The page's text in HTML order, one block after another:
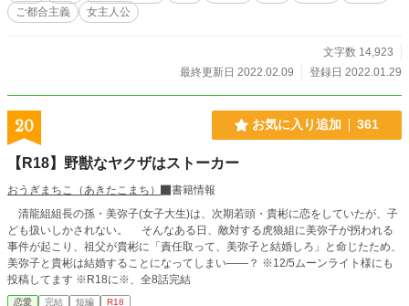
ご都合主義
女主人公
文字数 14,923
最終更新日 2022.02.09
登録日 2022.01.29
20 お気に入り追加 361
【R18】野獣なヤクザはストーカー
おうぎまちこ（あきたこまち）
書籍情報
清龍組組長の孫・美弥子(女子大生)は、次期若頭・貴彬に恋をしていたが、子
ども扱いしかされない。 そんなある日、敵対する虎狼組に美弥子が拐われる
事件が起こり、祖父が貴彬に「責任取って、美弥子と結婚しろ」と命じたため、
美弥子と貴彬は結婚することになってしまい――？ ※12/5ムーンライト様にも
投稿してます ※R18に※、全8話完結
恋愛 完結 短編 R18